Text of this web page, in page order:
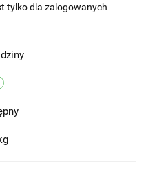
tylko dla zalogowanych